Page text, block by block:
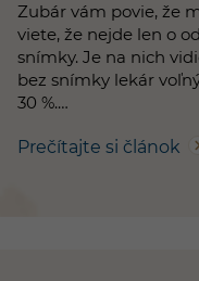
Zubár vám povie, že
viete, že nejde len o
snímky. Je na nich
bez snímky lekár
30 %.…
Prečítajte si článok